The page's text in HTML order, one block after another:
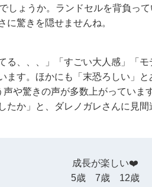
しょうか。ランドセルを背負っ
に驚きを隠せませんね。
る、、、」「すごい大人感」「
ます。ほかにも「末恐ろしい」と
声や驚きの声が多数上がってい
たか」と、ダレノガレさんに見間
成長が楽しい❤️
5歳 7歳 12歳